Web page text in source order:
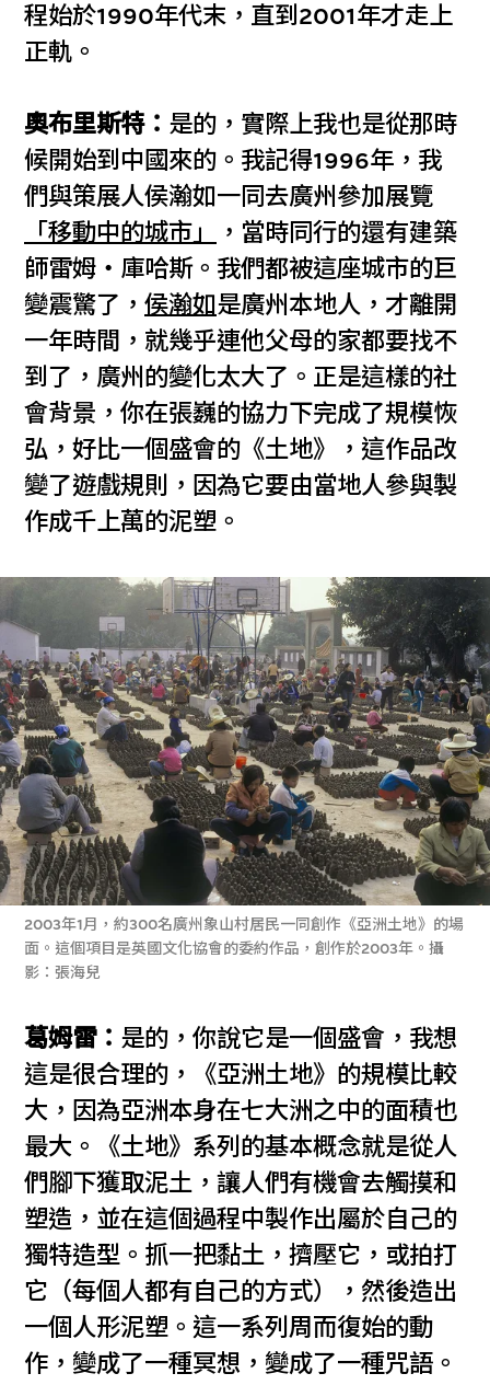
程始於1990年代末，直到2001年才走上
正軌。
奧布里斯特： 是的，實際上我也是從那時
候開始到中國來的。我記得1996年，我
們與策展人侯瀚如一同去廣州參加展覽
「移動中的城市」
，當時同行的還有建築
師雷姆‧庫哈斯。我們都被這座城市的巨
變震驚了，侯瀚如是廣州本地人，才離開
一年時間，就幾乎連他父母的家都要找不
到了，廣州的變化太大了。正是這樣的社
會背景，你在張巍的協力下完成了規模恢
弘，好比一個盛會的《土地》，這作品改
變了遊戲規則，因為它要由當地人參與製
作成千上萬的泥塑。
2003年1月，約300名廣州象山村居民一同創作《亞洲土地》的場
面。這個項目是英國文化協會的委約作品，創作於2003年。攝
影：張海兒
葛姆雷： 是的，你說它是一個盛會，我想
這是很合理的，《亞洲土地》的規模比較
大，因為亞洲本身在七大洲之中的面積也
最大。《土地》系列的基本概念就是從人
們腳下獲取泥土，讓人們有機會去觸摸和
塑造，並在這個過程中製作出屬於自己的
獨特造型。抓一把黏土，擠壓它，或拍打
它（每個人都有自己的方式），然後造出
一個人形泥塑。這一系列周而復始的動
作，變成了一種冥想，變成了一種咒語。